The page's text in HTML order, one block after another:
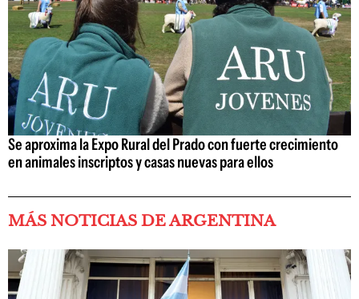
Se aproxima la Expo Rural del Prado con fuerte crecimiento
en animales inscriptos y casas nuevas para ellos
MÁS NOTICIAS DE ARGENTINA